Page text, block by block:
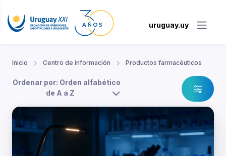
uruguay.uy
Inicio Centro de información Productos farmacéuticos
Ordenar por: Orden alfabético
de A a Z